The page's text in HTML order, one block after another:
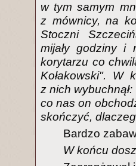
w tym samym
z mównicy, na
Stoczni
mijały godziny i
korytarzu co
Kołakowski". W
z nich
co nas on
skończyć,
Bardzo
W końcu